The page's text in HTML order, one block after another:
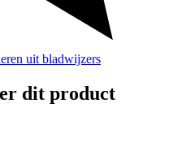
uit bladwijzers
dit product